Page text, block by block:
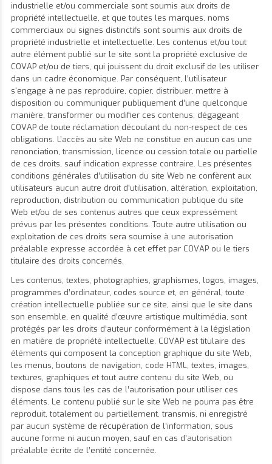
industrielle et/ou commerciale sont soumis aux droits de
propriété intellectuelle, et que toutes les marques, noms
commerciaux ou signes distinctifs sont soumis aux droits de
propriété industrielle et intellectuelle. Les contenus et/ou tout
autre élément publié sur le site sont la propriété exclusive de
COVAP et/ou de tiers, qui jouissent du droit exclusif de les utiliser
dans un cadre économique. Par conséquent, l’utilisateur
s'engage à ne pas reproduire, copier, distribuer, mettre à
disposition ou communiquer publiquement d’une quelconque
manière, transformer ou modifier ces contenus, dégageant
COVAP de toute réclamation découlant du non-respect de ces
obligations. L’accès au site Web ne constitue en aucun cas une
renonciation, transmission, licence ou cession totale ou partielle
de ces droits, sauf indication expresse contraire. Les présentes
conditions générales d’utilisation du site Web ne confèrent aux
utilisateurs aucun autre droit d’utilisation, altération, exploitation,
reproduction, distribution ou communication publique du site
Web et/ou de ses contenus autres que ceux expressément
prévus par les présentes conditions. Toute autre utilisation ou
exploitation de ces droits sera soumise à une autorisation
préalable expresse accordée à cet effet par COVAP ou le tiers
titulaire des droits concernés.
Les contenus, textes, photographies, graphismes, logos, images,
programmes d’ordinateur, codes source et, en général, toute
création intellectuelle publiée sur ce site, ainsi que le site dans
son ensemble, en qualité d’œuvre artistique multimédia, sont
protégés par les droits d’auteur conformément à la législation
en matière de propriété intellectuelle. COVAP est titulaire des
éléments qui composent la conception graphique du site Web,
les menus, boutons de navigation, code HTML, textes, images,
textures, graphiques et tout autre contenu du site Web, ou
dispose dans tous les cas de l’autorisation pour utiliser ces
éléments. Le contenu publié sur le site Web ne pourra pas être
reproduit, totalement ou partiellement, transmis, ni enregistré
par aucun système de récupération de l’information, sous
aucune forme ni aucun moyen, sauf en cas d’autorisation
préalable écrite de l’entité concernée.